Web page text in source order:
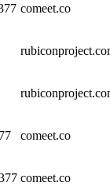
comeet.co
comeet.co
comeet.co